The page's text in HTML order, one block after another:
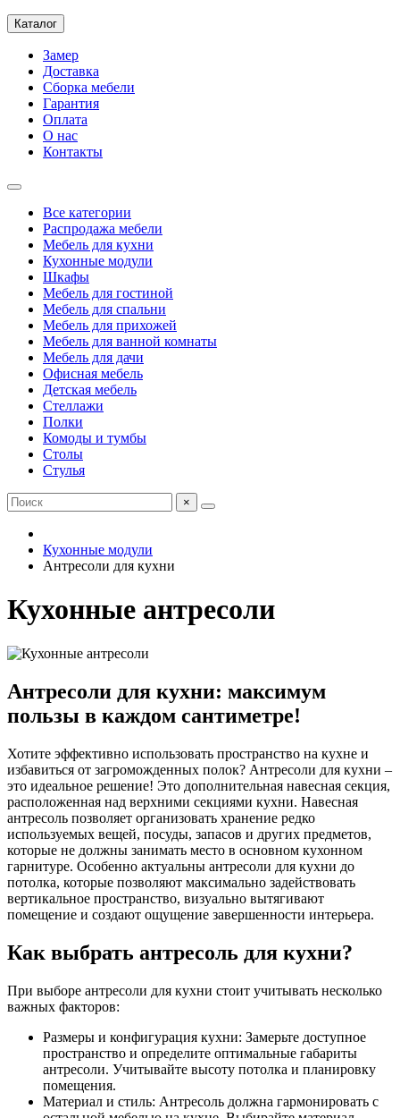
Каталог
Замер
Доставка
Сборка мебели
Гарантия
Оплата
О нас
Контакты
Все категории
Распродажа мебели
Мебель для кухни
Кухонные модули
Шкафы
Мебель для гостиной
Мебель для спальни
Мебель для прихожей
Мебель для ванной комнаты
Мебель для дачи
Офисная мебель
Детская мебель
Стеллажи
Полки
Комоды и тумбы
Столы
Стулья
×
Кухонные модули
Антресоли для кухни
Кухонные антресоли
Антресоли для кухни: максимум
пользы в каждом сантиметре!
Хотите эффективно использовать пространство на кухне и
избавиться от загроможденных полок? Антресоли для кухни –
это идеальное решение! Это дополнительная навесная секция,
расположенная над верхними секциями кухни. Навесная
антресоль позволяет организовать хранение редко
используемых вещей, посуды, запасов и других предметов,
которые не должны занимать место в основном кухонном
гарнитуре. Особенно актуальны антресоли для кухни до
потолка, которые позволяют максимально задействовать
вертикальное пространство, визуально вытягивают
помещение и создают ощущение завершенности интерьера.
Как выбрать антресоль для кухни?
При выборе антресоли для кухни стоит учитывать несколько
важных факторов:
Размеры и конфигурация кухни: Замерьте доступное
пространство и определите оптимальные габариты
антресоли. Учитывайте высоту потолка и планировку
помещения.
Материал и стиль: Антресоль должна гармонировать с